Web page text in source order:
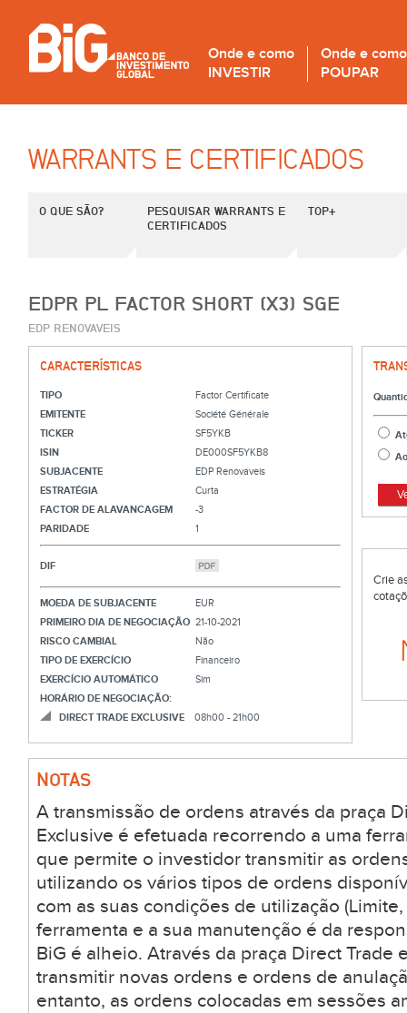
Onde e como
INVESTIR
Onde e como
POUPAR
WARRANTS E CERTIFICADOS
O QUE SÃO?
PESQUISAR WARRANTS E
CERTIFICADOS
TOP+
EDPR PL FACTOR SHORT (X3) SGE
EDP RENOVAVEIS
CARACTERÍSTICAS
TIPO
Factor Certificate
EMITENTE
Société Générale
TICKER
SF5YKB
ISIN
DE000SF5YKB8
SUBJACENTE
EDP Renovaveis
ESTRATÉGIA
Curta
FACTOR DE ALAVANCAGEM
-3
PARIDADE
1
DIF
MOEDA DE SUBJACENTE
EUR
PRIMEIRO DIA DE NEGOCIAÇÃO 21-10-2021
RISCO CAMBIAL
Não
TIPO DE EXERCÍCIO
Financeiro
EXERCÍCIO AUTOMÁTICO
Sim
HORÁRIO DE NEGOCIAÇÃO:
DIRECT TRADE EXCLUSIVE
08h00 - 21h00
Crie
NOTAS
A transmissão de ordens através da praça
Exclusive é efetuada recorrendo a uma
que permite o investidor transmitir as
utilizando os vários tipos de ordens
com as suas condições de utilização
ferramenta e a sua manutenção é da
BiG é alheio. Através da praça Direct Trade
transmitir novas ordens e ordens de
entanto, as ordens colocadas em sessões